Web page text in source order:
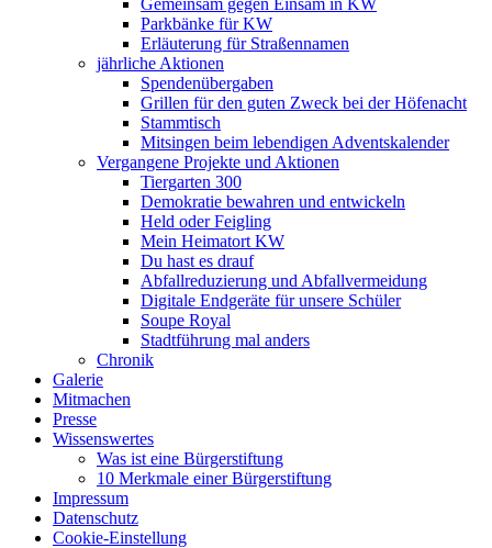
Gemeinsam gegen Einsam in KW
Parkbänke für KW
Erläuterung für Straßennamen
jährliche Aktionen
Spendenübergaben
Grillen für den guten Zweck bei der Höfenacht
Stammtisch
Mitsingen beim lebendigen Adventskalender
Vergangene Projekte und Aktionen
Tiergarten 300
Demokratie bewahren und entwickeln
Held oder Feigling
Mein Heimatort KW
Du hast es drauf
Abfallreduzierung und Abfallvermeidung
Digitale Endgeräte für unsere Schüler
Soupe Royal
Stadtführung mal anders
Chronik
Galerie
Mitmachen
Presse
Wissenswertes
Was ist eine Bürgerstiftung
10 Merkmale einer Bürgerstiftung
Impressum
Datenschutz
Cookie-Einstellung